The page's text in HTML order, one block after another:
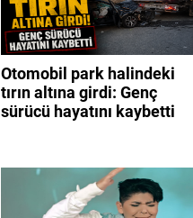
Otomobil park halindeki
tırın altına girdi: Genç
sürücü hayatını kaybetti